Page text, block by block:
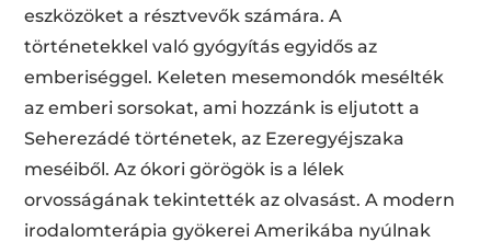
eszközöket a résztvevők számára. A
történetekkel való gyógyítás egyidős az
emberiséggel. Keleten mesemondók mesélték
az emberi sorsokat, ami hozzánk is eljutott a
Seherezádé történetek, az Ezeregyéjszaka
meséiből. Az ókori görögök is a lélek
orvosságának tekintették az olvasást. A modern
irodalomterápia gyökerei Amerikába nyúlnak